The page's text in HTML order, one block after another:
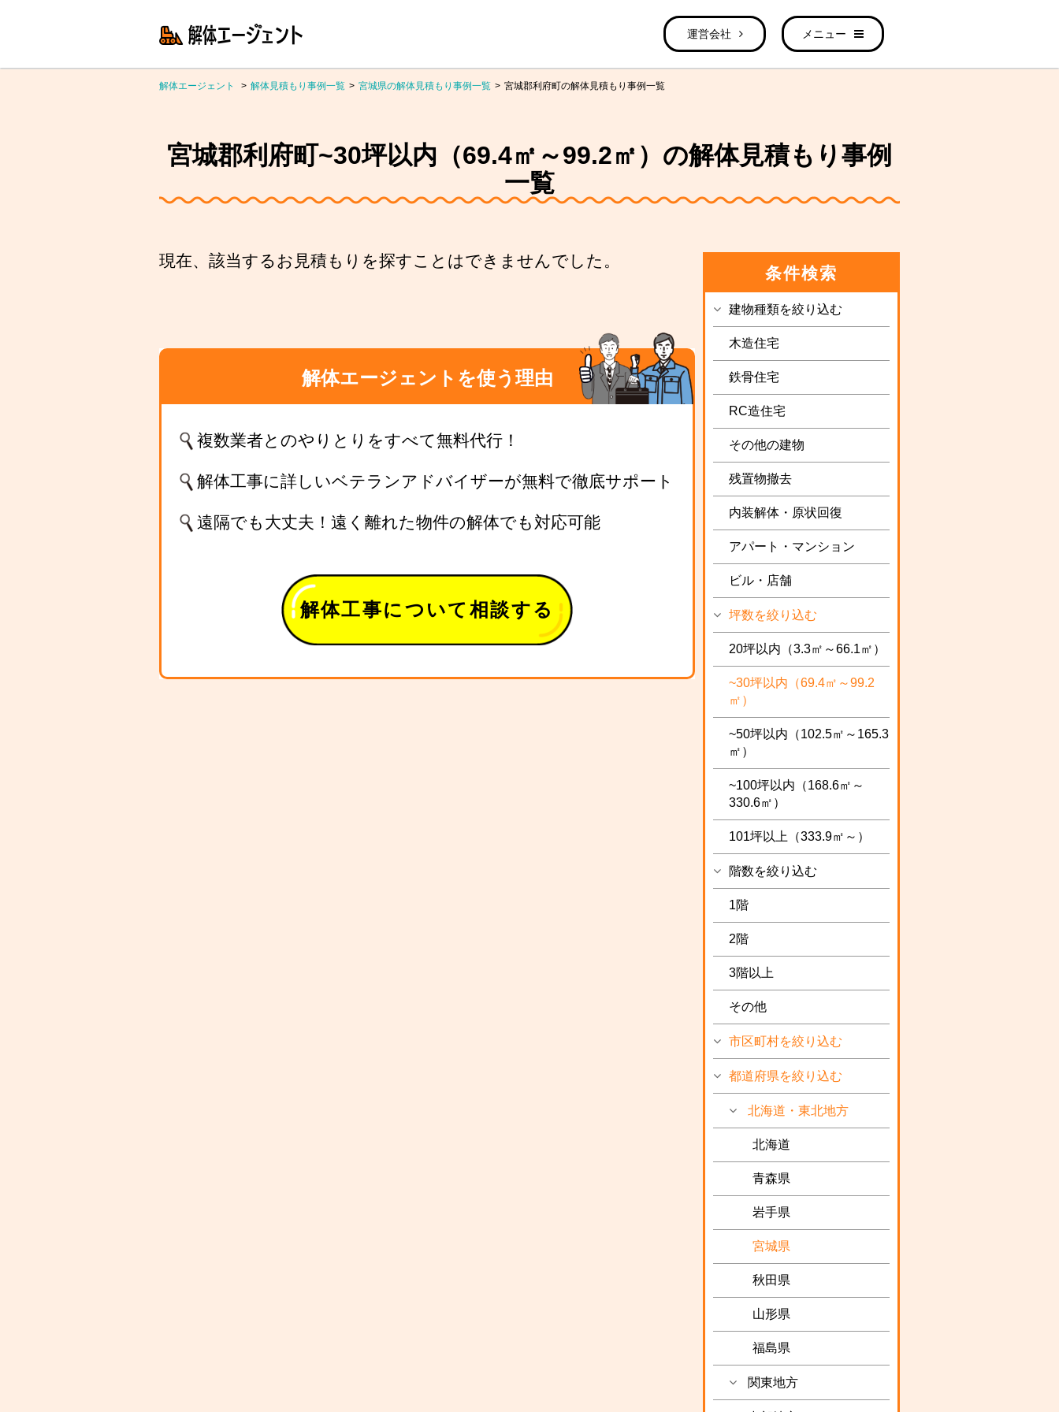
運営会社 メニュー
解体エージェント 解体見積もり事例一覧 宮城県の解体見積もり事例一覧 宮城郡利府町の解体見積もり事例一覧
宮城郡利府町~30坪以内（69.4㎡～99.2㎡）の解体見積もり事例
一覧
現在、該当するお見積もりを探すことはできませんでした。
解体エージェントを使う理由
複数業者とのやりとりをすべて無料代行！
解体工事に詳しいベテランアドバイザーが無料で徹底サポート
遠隔でも大丈夫！遠く離れた物件の解体でも対応可能
解体工事について相談する
条件検索
建物種類を絞り込む
木造住宅
鉄骨住宅
RC造住宅
その他の建物
残置物撤去
内装解体・原状回復
アパート・マンション
ビル・店舗
坪数を絞り込む
20坪以内（3.3㎡～66.1㎡）
~30坪以内（69.4㎡～99.2
㎡）
~50坪以内（102.5㎡～165.3
㎡）
~100坪以内（168.6㎡～
330.6㎡）
101坪以上（333.9㎡～）
階数を絞り込む
1階
2階
3階以上
その他
市区町村を絞り込む
都道府県を絞り込む
北海道・東北地方
北海道
青森県
岩手県
宮城県
秋田県
山形県
福島県
関東地方